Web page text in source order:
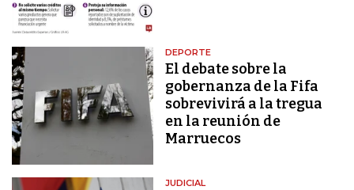
DEPORTE
El debate sobre la
gobernanza de la Fifa
sobrevivirá a la tregua
en la reunión de
Marruecos
JUDICIAL